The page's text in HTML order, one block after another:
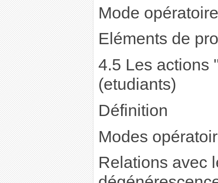
Mode opératoire
Eléments de
4.5 Les actions
(etudiants)
Définition
Modes
Relations avec